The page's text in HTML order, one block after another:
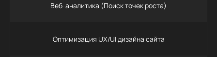
Веб-аналитика (Поиск точек роста)
Оптимизация UX/UI дизайна сайта